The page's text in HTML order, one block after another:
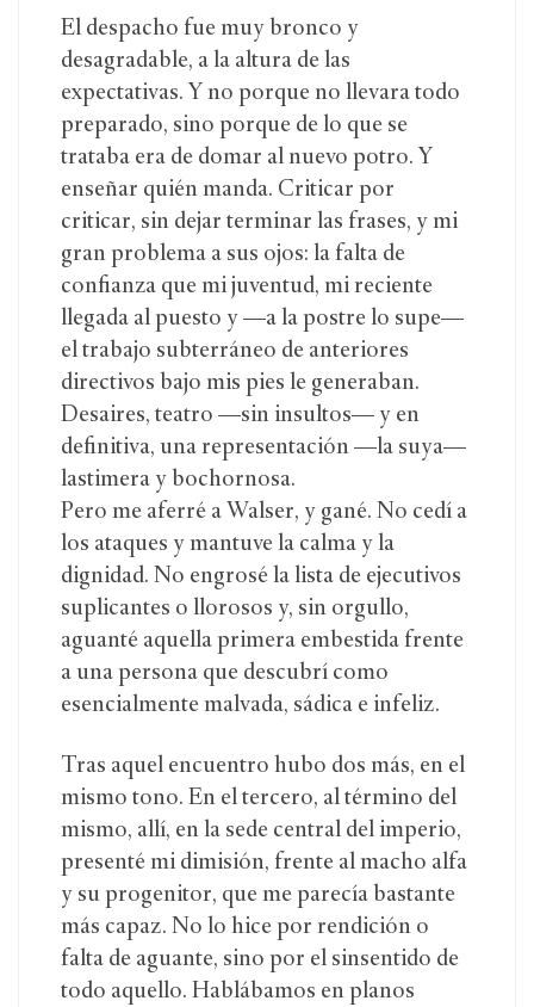
El despacho fue muy bronco y
desagradable, a la altura de las
expectativas. Y no porque no llevara todo
preparado, sino porque de lo que se
trataba era de domar al nuevo potro. Y
enseñar quién manda. Criticar por
criticar, sin dejar terminar las frases, y mi
gran problema a sus ojos: la falta de
confianza que mi juventud, mi reciente
llegada al puesto y —a la postre lo supe—
el trabajo subterráneo de anteriores
directivos bajo mis pies le generaban.
Desaires, teatro —sin insultos— y en
definitiva, una representación —la suya—
lastimera y bochornosa.
Pero me aferré a Walser, y gané. No cedí a
los ataques y mantuve la calma y la
dignidad. No engrosé la lista de ejecutivos
suplicantes o llorosos y, sin orgullo,
aguanté aquella primera embestida frente
a una persona que descubrí como
esencialmente malvada, sádica e infeliz.
Tras aquel encuentro hubo dos más, en el
mismo tono. En el tercero, al término del
mismo, allí, en la sede central del imperio,
presenté mi dimisión, frente al macho alfa
y su progenitor, que me parecía bastante
más capaz. No lo hice por rendición o
falta de aguante, sino por el sinsentido de
todo aquello. Hablábamos en planos